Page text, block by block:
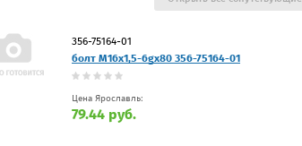
356-75164-01
болт М16x1,5-6gх80 356-75164-01
Цена Ярославль:
79.44 руб.